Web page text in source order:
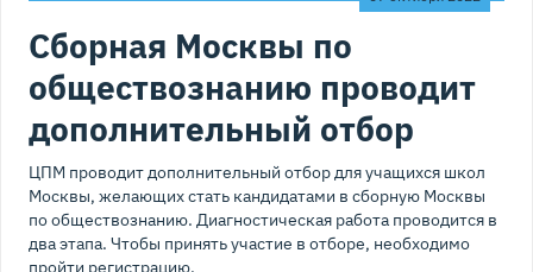
Сборная Москвы по
обществознанию проводит
дополнительный отбор
ЦПМ проводит дополнительный отбор для учащихся школ
Москвы, желающих стать кандидатами в сборную Москвы
по обществознанию. Диагностическая работа проводится в
два этапа. Чтобы принять участие в отборе, необходимо
пройти регистрацию.